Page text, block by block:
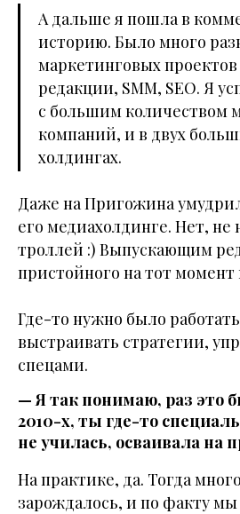
А дальше я пошла в
историю. Было много
маркетинговых
редакции, SMM, SEO. Я
с большим количеством
компаний, и в двух
холдингах.
Даже на Пригожина
его медиахолдинге. Нет, не
троллей :) Выпускающим
пристойного на тот момент
Где-то нужно было
выстраивать стратегии,
спецами.
— Я так понимаю, раз это
2010-х, ты где-то
не училась, осваивала на
На практике, да. Тогда
зарождалось, и по факту